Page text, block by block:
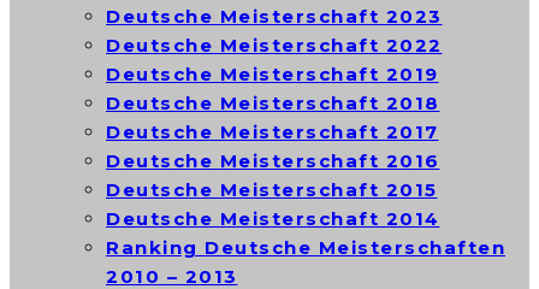
Deutsche Meisterschaft 2023
Deutsche Meisterschaft 2022
Deutsche Meisterschaft 2019
Deutsche Meisterschaft 2018
Deutsche Meisterschaft 2017
Deutsche Meisterschaft 2016
Deutsche Meisterschaft 2015
Deutsche Meisterschaft 2014
Ranking Deutsche Meisterschaften
2010 – 2013